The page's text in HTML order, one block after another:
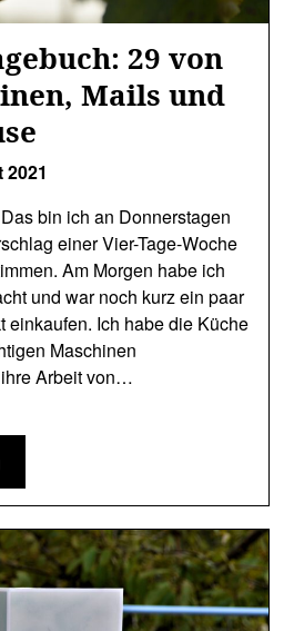
29 von
Mails und
bin ich an Donnerstagen
einer Vier-Tage-Woche
Am Morgen habe ich
und war noch kurz ein paar
einkaufen. Ich habe die Küche
Maschinen
Arbeit von…